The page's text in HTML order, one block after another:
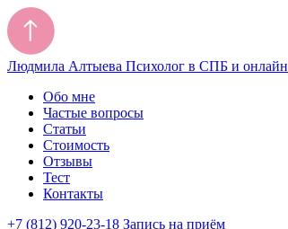
Людмила Алтыева Психолог в СПБ и онлайн
Обо мне
Частые вопросы
Статьи
Стоимость
Отзывы
Тест
Контакты
+7 (812) 920-23-18 Запись на приём